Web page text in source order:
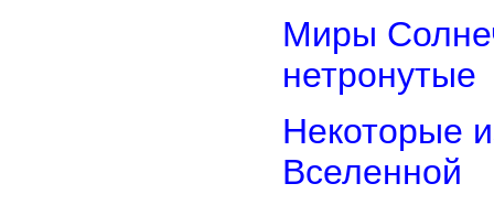
Миры
нетронутые
Некоторые
Вселенной